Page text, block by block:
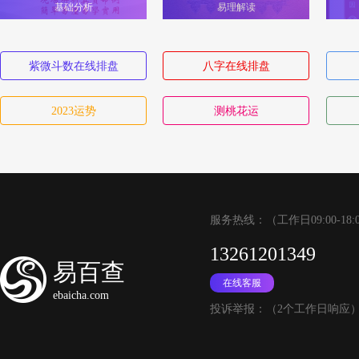
基础分析 易理解读
紫微斗数在线排盘 八字在线排盘
2023运势 测桃花运
易百查
ebaicha.com
服务热线：（工作日09:00-
13261201349
在线客服
投诉举报：（2个工作日响应